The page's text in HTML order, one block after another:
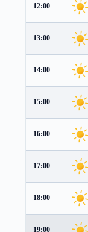
12:00
13:00
14:00
15:00
16:00
17:00
18:00
19:00